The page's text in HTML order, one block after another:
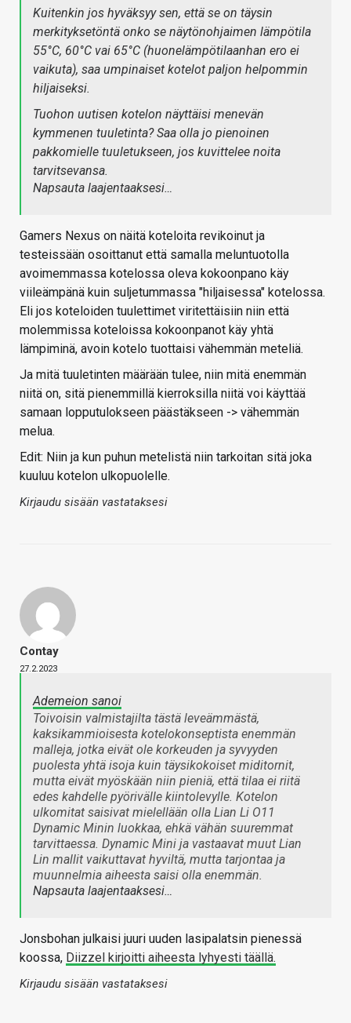
Kuitenkin jos hyväksyy sen, että se on täysin
merkityksetöntä onko se näytönohjaimen lämpötila
55°C, 60°C vai 65°C (huonelämpötilaanhan ero ei
vaikuta), saa umpinaiset kotelot paljon helpommin
hiljaiseksi.
Tuohon uutisen kotelon näyttäisi menevän
kymmenen tuuletinta? Saa olla jo pienoinen
pakkomielle tuuletukseen, jos kuvittelee noita
tarvitsevansa.
Napsauta laajentaaksesi…
Gamers Nexus on näitä koteloita revikoinut ja
testeissään osoittanut että samalla meluntuotolla
avoimemmassa kotelossa oleva kokoonpano käy
viileämpänä kuin suljetummassa "hiljaisessa" kotelossa.
Eli jos koteloiden tuulettimet viritettäisiin niin että
molemmissa koteloissa kokoonpanot käy yhtä
lämpiminä, avoin kotelo tuottaisi vähemmän meteliä.
Ja mitä tuuletinten määrään tulee, niin mitä enemmän
niitä on, sitä pienemmillä kierroksilla niitä voi käyttää
samaan lopputulokseen päästäkseen -> vähemmän
melua.
Edit: Niin ja kun puhun metelistä niin tarkoitan sitä joka
kuuluu kotelon ulkopuolelle.
Kirjaudu sisään vastataksesi
Contay
27.2.2023
Ademeion sanoi
Toivoisin valmistajilta tästä leveämmästä,
kaksikammioisesta kotelokonseptista enemmän
malleja, jotka eivät ole korkeuden ja syvyyden
puolesta yhtä isoja kuin täysikokoiset miditornit,
mutta eivät myöskään niin pieniä, että tilaa ei riitä
edes kahdelle pyörivälle kiintolevylle. Kotelon
ulkomitat saisivat mielellään olla Lian Li O11
Dynamic Minin luokkaa, ehkä vähän suuremmat
tarvittaessa. Dynamic Mini ja vastaavat muut Lian
Lin mallit vaikuttavat hyviltä, mutta tarjontaa ja
muunnelmia aiheesta saisi olla enemmän.
Napsauta laajentaaksesi…
Jonsbohan julkaisi juuri uuden lasipalatsin pienessä
koossa, Diizzel kirjoitti aiheesta lyhyesti täällä.
Kirjaudu sisään vastataksesi